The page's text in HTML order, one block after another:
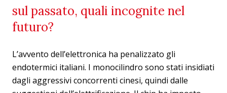
sul passato, quali incognite nel
futuro?
L’avvento dell’elettronica ha penalizzato gli
endotermici italiani. I monocilindro sono stati insidiati
dagli aggressivi concorrenti cinesi, quindi dalle